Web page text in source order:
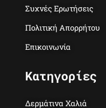
Συχνές Ερωτήσεις
Πολιτική Απορρήτου
Επικοινωνία
Κατηγορίες
Δερμάτινα Χαλιά